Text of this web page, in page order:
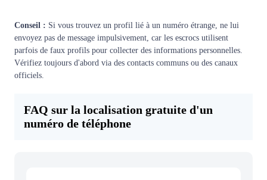
Conseil : Si vous trouvez un profil lié à un numéro étrange, ne lui
envoyez pas de message impulsivement, car les escrocs utilisent
parfois de faux profils pour collecter des informations personnelles.
Vérifiez toujours d'abord via des contacts communs ou des canaux
officiels.
FAQ sur la localisation gratuite d'un
numéro de téléphone